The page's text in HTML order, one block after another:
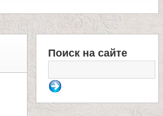
Ф
о
Поиск на сайте